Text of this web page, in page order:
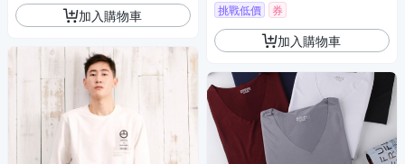
加入購物車
挑戰低價
券
加入購物車